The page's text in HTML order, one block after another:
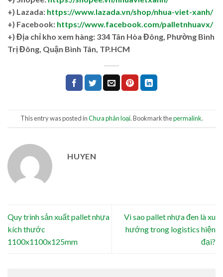
+) Lazada: https://www.lazada.vn/shop/nhua-viet-xanh/
+) Facebook: https://www.facebook.com/palletnhuavx/
+) Địa chỉ kho xem hàng: 334 Tân Hòa Đông, Phường Bình
Trị Đông, Quận Bình Tân, TP.HCM
This entry was posted inChưa phân loại. Bookmark thepermalink.
HUYEN
Quy trình sản xuất pallet nhựa
kích thước
1100x1100x125mm
Vì sao pallet nhựa đen là xu
hướng trong logistics hiện
đại?